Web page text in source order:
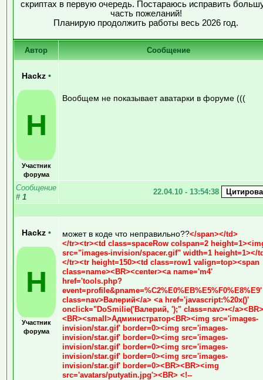
скриптах в первую очередь. Постараюсь исправить
часть пожеланий!
Планирую продолжить работы весь 2026 год.
Автор Сообщение
Hackz •
H
Участник
форума
Вообщем не показывает аватарки в форуме (((
Сообщение
# 1
22.04.10 - 13:54:38
Hackz •
H
Участник
форума
может в коде что неправильно??</span></td>
</tr><tr><td class=spaceRow colspan=2
src="images-invision/spacer.gif" width=1 height=1></
</tr><tr height=150><td class=row1 valign=top><span
class=name><BR><center><a name='m4'
href='tools.php?
event=profile&pname=%C2%E0%EB%E5%F0%E8%E9'
class=nav>Валерий</a> <a href='javascript:%20x()'
onclick="DoSmilie('Валерий, ');" class=nav>•</a><BR>
<BR><small>Администратор<BR><img src='images-
invision/star.gif' border=0><img src='images-
invision/star.gif' border=0><img src='images-
invision/star.gif' border=0><img src='images-
invision/star.gif' border=0><img src='images-
invision/star.gif' border=0><BR><BR><img
src='avatars/putyatin.jpg'><BR> <!--